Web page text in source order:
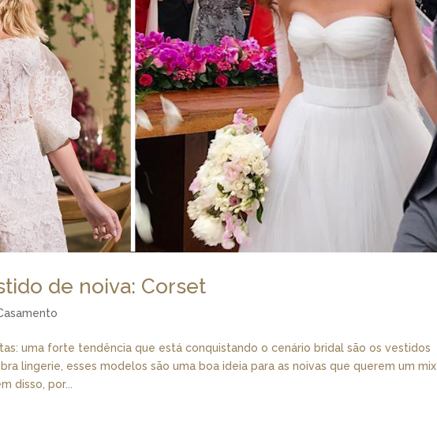
de noiva: Corset
uma forte tendência que está conquistando o cenário bridal são os vestidos
lingerie, esses modelos são uma boa ideia para as noivas que querem um mix
disso, por...